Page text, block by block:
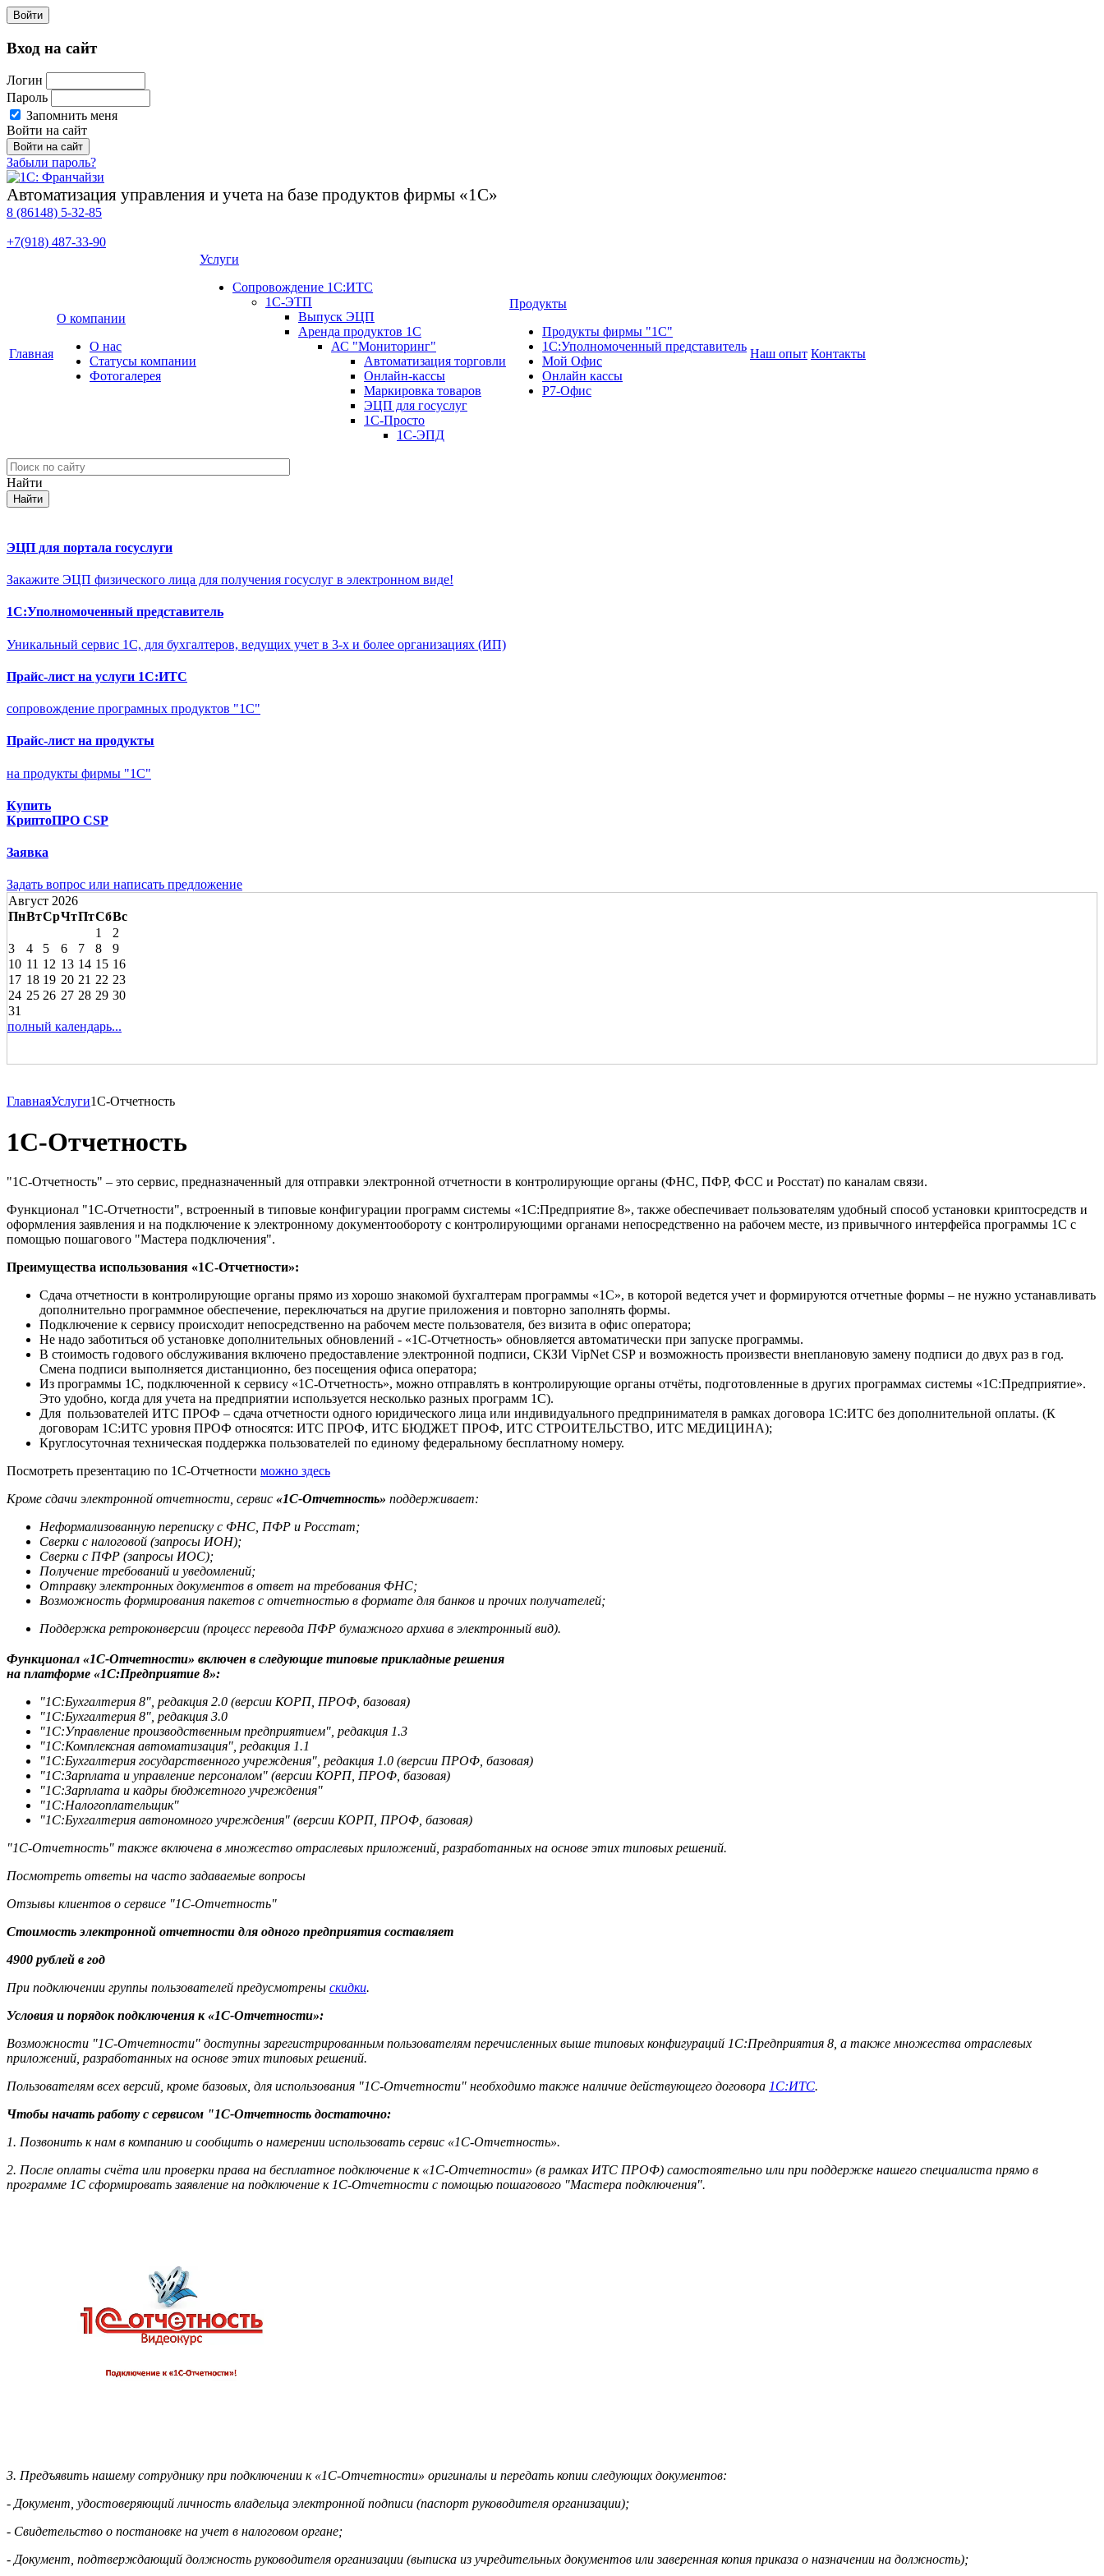
Войти
Вход на сайт
Логин
Пароль
Запомнить меня
Войти на сайт
Забыли пароль?
Автоматизация управления и учета на базе продуктов фирмы «1С»
8 (86148) 5-32-85
+7(918) 487-33-90
Главная
О компании
О нас
Cтатусы компании
Фотогалерея
Услуги
Сопровождение 1С:ИТС
1С-ЭТП
Выпуск ЭЦП
Аренда продуктов 1С
АС "Мониторинг"
Автоматизация торговли
Онлайн-кассы
Маркировка товаров
ЭЦП для госуслуг
1С-Просто
1С-ЭПД
Продукты
Продукты фирмы "1С"
1С:Уполномоченный представитель
Мой Офис
Онлайн кассы
Р7-Офис
Наш опыт Контакты
Найти
ЭЦП для портала госуслуги
Закажите ЭЦП физического лица для получения госуслуг в электронном виде!
1С:Уполномоченный представитель
Уникальный сервис 1С, для бухгалтеров, ведущих учет в 3-х и более организациях (ИП)
Прайс-лист на услуги 1С:ИТС
сопровождение програмных продуктов "1С"
Прайс-лист на продукты
на продукты фирмы "1С"
Купить
КриптоПРО CSP
Заявка
Задать вопрос или написать предложение
Август 2026
ПнВтСрЧтПтСбВс
1
2
3
4 5 6 7 8
9
10 11 12 13 14 15 16
17 18 19 20 21 22 23
24 25 26 27 28 29 30
31
полный календарь...
ГлавнаяУслуги1C-Отчетность
1C-Отчетность
"1С-Отчетность" – это сервис, предназначенный для отправки электронной отчетности в контролирующие органы (ФНС, ПФР, ФСС и Росстат) по каналам связи.
Функционал "1С-Отчетности", встроенный в типовые конфигурации программ системы «1С:Предприятие 8», также обеспечивает пользователям удобный способ установки криптосредств и
оформления заявления и на подключение к электронному документообороту с контролирующими органами непосредственно на рабочем месте, из привычного интерфейса программы 1С с
помощью пошагового "Мастера подключения".
Преимущества использования «1С-Отчетности»:
Сдача отчетности в контролирующие органы прямо из хорошо знакомой бухгалтерам программы «1С», в которой ведется учет и формируются отчетные формы – не нужно устанавливать
дополнительно программное обеспечение, переключаться на другие приложения и повторно заполнять формы.
Подключение к сервису происходит непосредственно на рабочем месте пользователя, без визита в офис оператора;
Не надо заботиться об установке дополнительных обновлений - «1С-Отчетность» обновляется автоматически при запуске программы.
В стоимость годового обслуживания включено предоставление электронной подписи, СКЗИ VipNet CSP и возможность произвести внеплановую замену подписи до двух раз в год.
Смена подписи выполняется дистанционно, без посещения офиса оператора;
Из программы 1С, подключенной к сервису «1С-Отчетность», можно отправлять в контролирующие органы отчёты, подготовленные в других программах системы «1С:Предприятие».
Это удобно, когда для учета на предприятии используется несколько разных программ 1С).
Для пользователей ИТС ПРОФ – сдача отчетности одного юридического лица или индивидуального предпринимателя в рамках договора 1С:ИТС без дополнительной оплаты. (К
договорам 1С:ИТС уровня ПРОФ относятся: ИТС ПРОФ, ИТС БЮДЖЕТ ПРОФ, ИТС СТРОИТЕЛЬСТВО, ИТС МЕДИЦИНА);
Круглосуточная техническая поддержка пользователей по единому федеральному бесплатному номеру.
Посмотреть презентацию по 1С-Отчетности можно здесь
Кроме сдачи электронной отчетности, сервис «1С-Отчетность» поддерживает:
Неформализованную переписку с ФНС, ПФР и Росстат;
Сверки с налоговой (запросы ИОН);
Сверки с ПФР (запросы ИОС);
Получение требований и уведомлений;
Отправку электронных документов в ответ на требования ФНС;
Возможность формирования пакетов с отчетностью в формате для банков и прочих получателей;
Поддержка ретроконверсии (процесс перевода ПФР бумажного архива в электронный вид).
Функционал «1С-Отчетности» включен в следующие типовые прикладные решения
на платформе «1С:Предприятие 8»:
"1С:Бухгалтерия 8", редакция 2.0 (версии КОРП, ПРОФ, базовая)
"1С:Бухгалтерия 8", редакция 3.0
"1С:Управление производственным предприятием", редакция 1.3
"1С:Комплексная автоматизация", редакция 1.1
"1С:Бухгалтерия государственного учреждения", редакция 1.0 (версии ПРОФ, базовая)
"1С:Зарплата и управление персоналом" (версии КОРП, ПРОФ, базовая)
"1С:Зарплата и кадры бюджетного учреждения"
"1С:Налогоплательщик"
"1С:Бухгалтерия автономного учреждения" (версии КОРП, ПРОФ, базовая)
"1С-Отчетность" также включена в множество отраслевых приложений, разработанных на основе этих типовых решений.
Посмотреть ответы на часто задаваемые вопросы
Отзывы клиентов о сервисе "1С-Отчетность"
Стоимость электронной отчетности для одного предприятия составляет
4900 рублей в год
При подключении группы пользователей предусмотрены скидки.
Условия и порядок подключения к «1С-Отчетности»:
Возможности "1С-Отчетности" доступны зарегистрированным пользователям перечисленных выше типовых конфигураций 1С:Предприятия 8, а также множества отраслевых
приложений, разработанных на основе этих типовых решений.
Пользователям всех версий, кроме базовых, для использования "1С-Отчетности" необходимо также наличие действующего договора 1С:ИТС.
Чтобы начать работу с сервисом "1С-Отчетность достаточно:
1. Позвонить к нам в компанию и сообщить о намерении использовать сервис «1С-Отчетность».
2. После оплаты счёта или проверки права на бесплатное подключение к «1С-Отчетности» (в рамках ИТС ПРОФ) самостоятельно или при поддержке нашего специалиста прямо в
программе 1С сформировать заявление на подключение к 1С-Отчетности с помощью пошагового "Мастера подключения".
3. Предъявить нашему сотруднику при подключении к «1С-Отчетности» оригиналы и передать копии следующих документов:
- Документ, удостоверяющий личность владельца электронной подписи (паспорт руководителя организации);
- Свидетельство о постановке на учет в налоговом органе;
- Документ, подтверждающий должность руководителя организации (выписка из учредительных документов или заверенная копия приказа о назначении на должность);